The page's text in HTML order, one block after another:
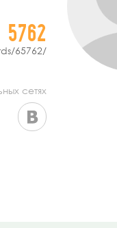
5762
65762/
сетях